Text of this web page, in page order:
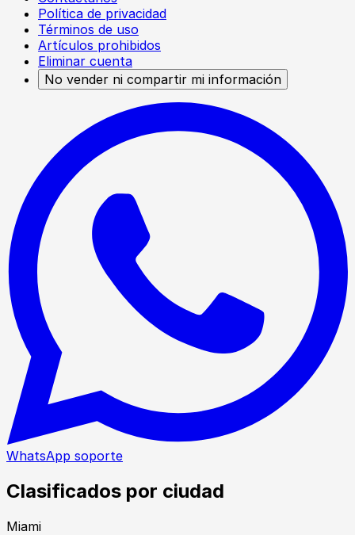
Política de privacidad
Términos de uso
Artículos prohibidos
Eliminar cuenta
No vender ni compartir mi información
WhatsApp soporte
Clasificados por ciudad
Miami